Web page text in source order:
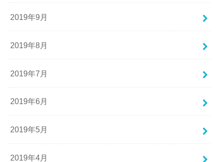
2019年9月
2019年8月
2019年7月
2019年6月
2019年5月
2019年4月